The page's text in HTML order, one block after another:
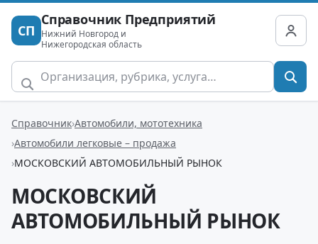
СП
Справочник Предприятий
Нижний Новгород и
Нижегородская область
Справочник Автомобили, мототехника
Автомобили легковые – продажа
МОСКОВСКИЙ АВТОМОБИЛЬНЫЙ РЫНОК
МОСКОВСКИЙ
АВТОМОБИЛЬНЫЙ РЫНОК